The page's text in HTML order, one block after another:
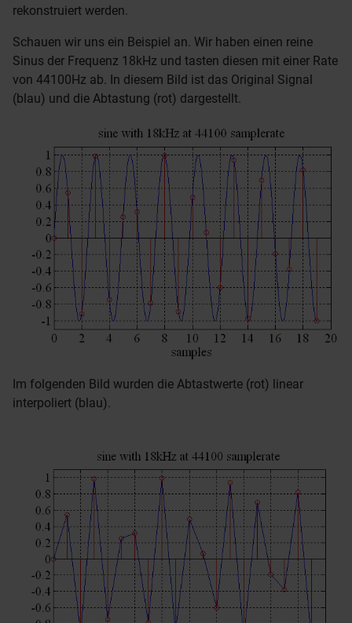
rekonstruiert werden.
Schauen wir uns ein Beispiel an. Wir haben einen reine
Sinus der Frequenz 18kHz und tasten diesen mit einer Rate
von 44100Hz ab. In diesem Bild ist das Original Signal
(blau) und die Abtastung (rot) dargestellt.
Im folgenden Bild wurden die Abtastwerte (rot) linear
interpoliert (blau).